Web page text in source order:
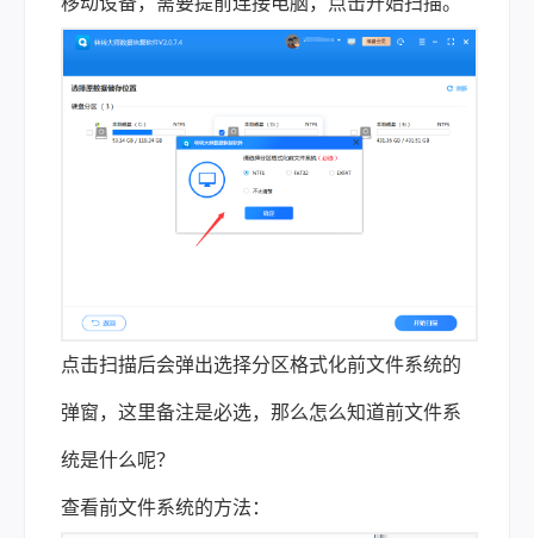
点击扫描后会弹出选择分区格式化前文件系统的
弹窗，这里备注是必选，那么怎么知道前文件系
统是什么呢？
查看前文件系统的方法：